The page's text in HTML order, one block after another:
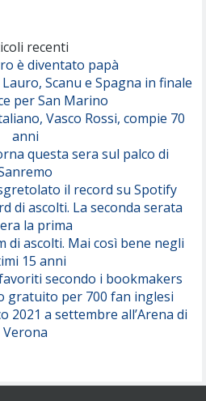
recenti
è diventato papà
Scanu e Spagna in finale
per San Marino
Vasco Rossi, compie 70
anni
questa sera sul palco di
il record su Spotify
di ascolti. La seconda serata
la prima
di ascolti. Mai così bene negli
15 anni
secondo i bookmakers
gratuito per 700 fan inglesi
2021 a settembre all’Arena di
Verona